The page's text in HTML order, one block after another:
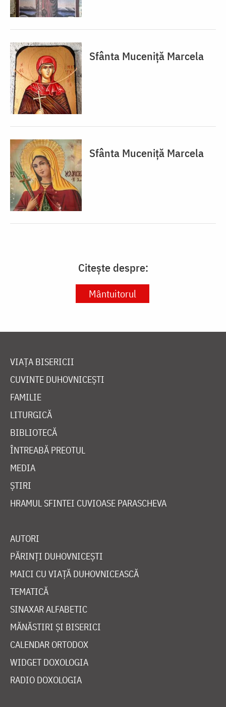
Sfânta Muceniță Marcela
Sfânta Muceniță Marcela
Citește despre:
Mântuitorul
VIAȚA BISERICII
CUVINTE DUHOVNICEȘTI
FAMILIE
LITURGICĂ
BIBLIOTECĂ
ÎNTREABĂ PREOTUL
MEDIA
ȘTIRI
HRAMUL SFINTEI CUVIOASE PARASCHEVA
AUTORI
PĂRINȚI DUHOVNICEȘTI
MAICI CU VIAȚĂ DUHOVNICEASCĂ
TEMATICĂ
SINAXAR ALFABETIC
MĂNĂSTIRI ȘI BISERICI
CALENDAR ORTODOX
WIDGET DOXOLOGIA
RADIO DOXOLOGIA